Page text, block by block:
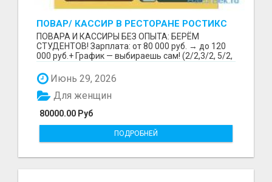
ПОВАР/ КАССИР В РЕСТОРАНЕ РОСТИКС
(КФС)
ПОВАРА И КАССИРЫ БЕЗ ОПЫТА: БЕРЁМ
СТУДЕНТОВ! Зарплата: от 80 000 руб. → до 120
000 руб.+ График — выбираешь сам! (2/2,3/2, 5/2,
Июнь 29, 2026
80000.00 Руб
Для женщин
ПОДРОБНЕЙ